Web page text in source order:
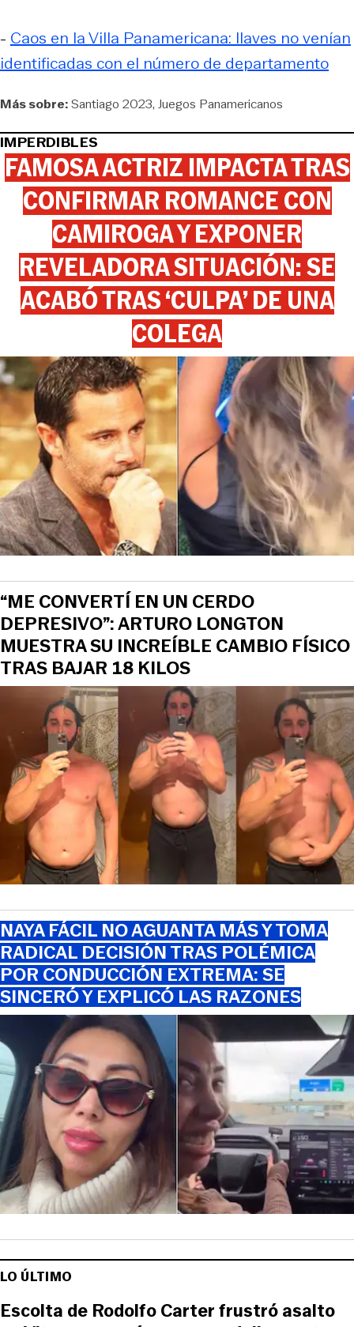
- Caos en la Villa Panamericana: llaves no venían
identificadas con el número de departamento
Más sobre:Santiago 2023 Juegos Panamericanos
IMPERDIBLES
FAMOSA ACTRIZ IMPACTA TRAS
CONFIRMAR ROMANCE CON
CAMIROGA Y EXPONER
REVELADORA SITUACIÓN: SE
ACABÓ TRAS ‘CULPA’ DE UNA
COLEGA
“ME CONVERTÍ EN UN CERDO
DEPRESIVO”: ARTURO LONGTON
MUESTRA SU INCREÍBLE CAMBIO FÍSICO
TRAS BAJAR 18 KILOS
NAYA FÁCIL NO AGUANTA MÁS Y TOMA
RADICAL DECISIÓN TRAS POLÉMICA
POR CONDUCCIÓN EXTREMA: SE
SINCERÓ Y EXPLICÓ LAS RAZONES
LO ÚLTIMO
Escolta de Rodolfo Carter frustró asalto